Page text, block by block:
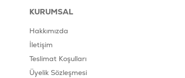
KURUMSAL
Hakkımızda
İletişim
Teslimat Koşulları
Üyelik Sözleşmesi